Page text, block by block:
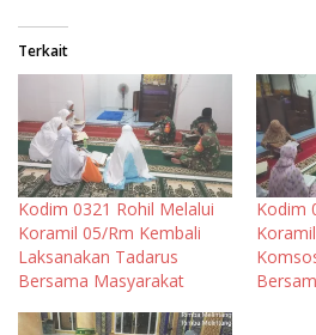
Terkait
Kodim 0321 Rohil Melalui
Koramil 05/Rm Kembali
Laksanakan Tadarus
Bersama Masyarakat
Kodim